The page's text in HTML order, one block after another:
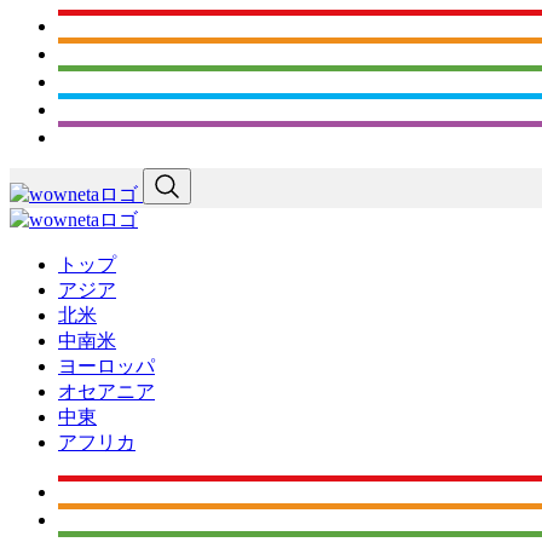
トップ
アジア
北米
中南米
ヨーロッパ
オセアニア
中東
アフリカ